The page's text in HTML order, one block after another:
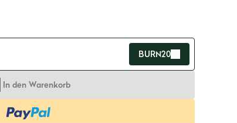
BURN20
In den Warenkorb